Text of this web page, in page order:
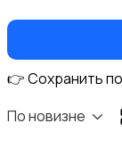
👉 Сохранить
По новизне